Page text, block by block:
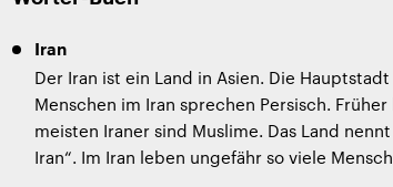
Iran
Der Iran ist ein Land in Asien. Die
Menschen im Iran sprechen Persisch.
meisten Iraner sind Muslime. Das Land
Iran“. Im Iran leben ungefähr so viele